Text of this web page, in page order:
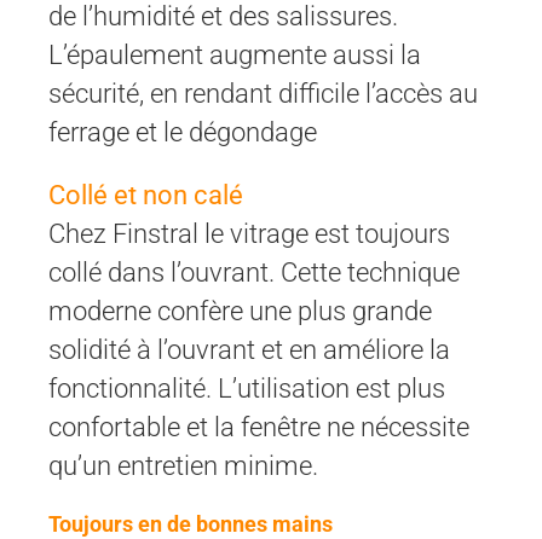
de l’humidité et des salissures.
L’épaulement augmente aussi la
sécurité, en rendant difficile l’accès au
ferrage et le dégondage
Collé et non calé
Chez Finstral le vitrage est toujours
collé dans l’ouvrant. Cette technique
moderne confère une plus grande
solidité à l’ouvrant et en améliore la
fonctionnalité. L’utilisation est plus
confortable et la fenêtre ne nécessite
qu’un entretien minime.
Toujours en de bonnes mains